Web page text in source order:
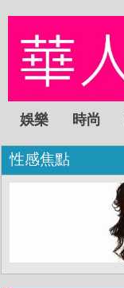
娛樂 時尚
性感焦點